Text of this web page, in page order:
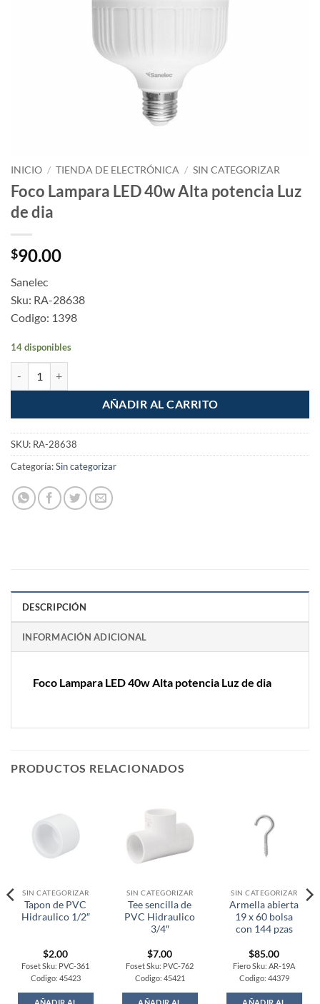
INICIO / TIENDA DE ELECTRÓNICA / SIN CATEGORIZAR
Foco Lampara LED 40w Alta potencia Luz
de dia
$90.00
Sanelec
Sku: RA-28638
Codigo: 1398
14 disponibles
AÑADIR AL CARRITO
SKU: RA-28638
Categoría:Sin categorizar
DESCRIPCIÓN
INFORMACIÓN ADICIONAL
Foco Lampara LED 40w Alta potencia Luz de dia
PRODUCTOS RELACIONADOS
SIN CATEGORIZAR
Tapon de PVC
Hidraulico 1/2″
$2.00
Foset Sku: PVC-361
Codigo: 45423
SIN CATEGORIZAR
Tee sencilla de
PVC Hidraulico
3/4″
$7.00
Foset Sku: PVC-762
Codigo: 45421
SIN CATEGORIZAR
Armella abierta
19 x 60 bolsa
con 144 pzas
$85.00
Fiero Sku: AR-19A
Codigo: 44379